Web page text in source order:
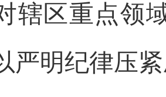
辖区重点领
严明纪律压